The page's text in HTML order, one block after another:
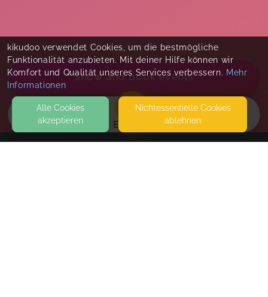
EVENTS
Show and book events
kikudoo verwendet Cookies, um die bestmögliche
Funktionalität anzubieten. Mit deiner Hilfe können wir
Komfort und Qualität unseres Services verbessern. Mehr
Informationen
Alle Cookies
akzeptieren
Nicht­essentielle Cookies
ablehnen